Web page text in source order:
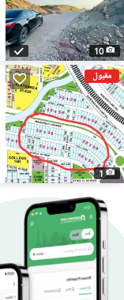
10
مقبول
1